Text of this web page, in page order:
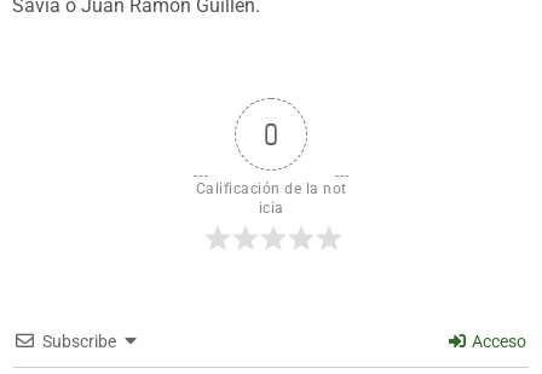
Savia o Juan Ramón Guillén.
0
Calificación de la not
icia
Subscribe Acceso